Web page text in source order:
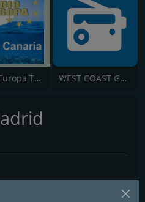
Radio Europa Tenerife WEST COAST Golden Radio